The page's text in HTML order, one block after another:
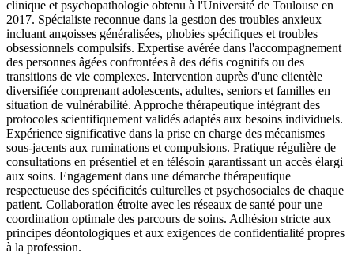
clinique et psychopathologie obtenu à l'Université de Toulouse en
2017. Spécialiste reconnue dans la gestion des troubles anxieux
incluant angoisses généralisées, phobies spécifiques et troubles
obsessionnels compulsifs. Expertise avérée dans l'accompagnement
des personnes âgées confrontées à des défis cognitifs ou des
transitions de vie complexes. Intervention auprès d'une clientèle
diversifiée comprenant adolescents, adultes, seniors et familles en
situation de vulnérabilité. Approche thérapeutique intégrant des
protocoles scientifiquement validés adaptés aux besoins individuels.
Expérience significative dans la prise en charge des mécanismes
sous-jacents aux ruminations et compulsions. Pratique régulière de
consultations en présentiel et en télésoin garantissant un accès élargi
aux soins. Engagement dans une démarche thérapeutique
respectueuse des spécificités culturelles et psychosociales de chaque
patient. Collaboration étroite avec les réseaux de santé pour une
coordination optimale des parcours de soins. Adhésion stricte aux
principes déontologiques et aux exigences de confidentialité propres
à la profession.